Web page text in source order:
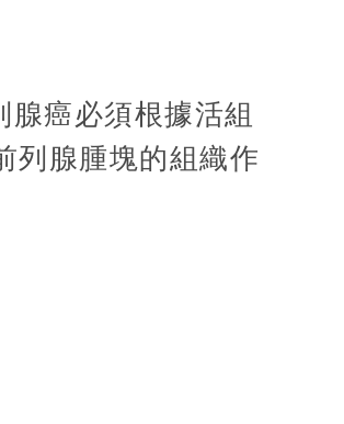
癌必須根據活組
列腺腫塊的組織作